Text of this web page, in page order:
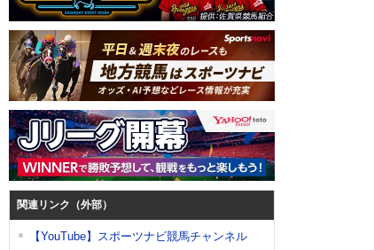
関連リンク（外部）
【YouTube】スポーツナビ競馬チャンネル